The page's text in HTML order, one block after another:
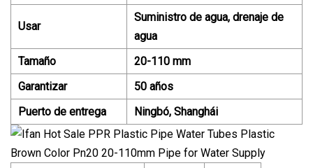
Usar
Suministro de agua, drenaje de
agua
Tamaño
20-110 mm
Garantizar
50 años
Puerto de entrega
Ningbó, Shanghái